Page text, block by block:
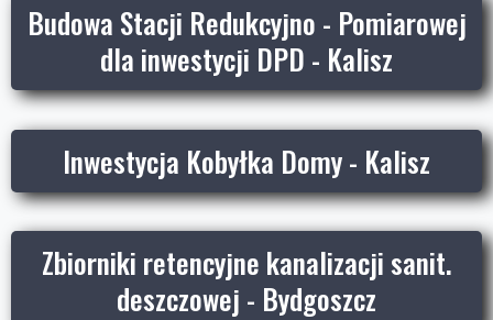
Budowa Stacji Redukcyjno - Pomiarowej
dla inwestycji DPD - Kalisz
Inwestycja Kobyłka Domy - Kalisz
Zbiorniki retencyjne kanalizacji sanit.
deszczowej - Bydgoszcz